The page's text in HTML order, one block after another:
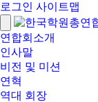
로그인 사이트맵
연합회소개
인사말
비전 및 미션
연혁
역대 회장